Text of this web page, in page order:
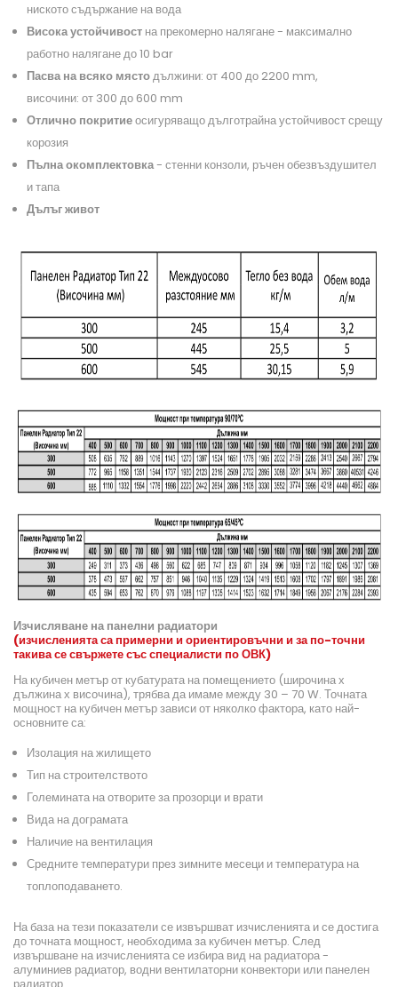
ниското съдържание на вода
Висока устойчивост на прекомерно налягане - максимално
работно налягане до 10 bar
Пасва на всяко мястодължини: от 400 до 2200 mm,
височини: от 300 до 600 mm
Отлично покритиеосигуряващо дълготрайна устойчивост срещу
корозия
Пълна окомплектовка- стенни конзоли, ръчен обезвъздушител
и тапа
Дълъг живот
Изчисляване на панелни радиатори
(изчисленията са примерни и ориентировъчни и за по-точни
такива се свържете със специалисти по ОВК)
На кубичен метър от кубатурата на помещението (широчина х
дължина х височина), трябва да имаме между 30 – 70 W. Точната
мощност на кубичен метър зависи от няколко фактора, като най-
основните са:
Изолация на жилището
Тип на строителството
Големината на отворите за прозорци и врати
Вида на дограмата
Наличие на вентилация
Средните температури през зимните месеци и температура на
топлоподаването.
На база на тези показатели се извършват изчисленията и се достига
до точната мощност, необходима за кубичен метър. След
извършване на изчисленията се избира вид на радиатора -
алуминиев радиатор, водни вентилаторни конвектори или панелен